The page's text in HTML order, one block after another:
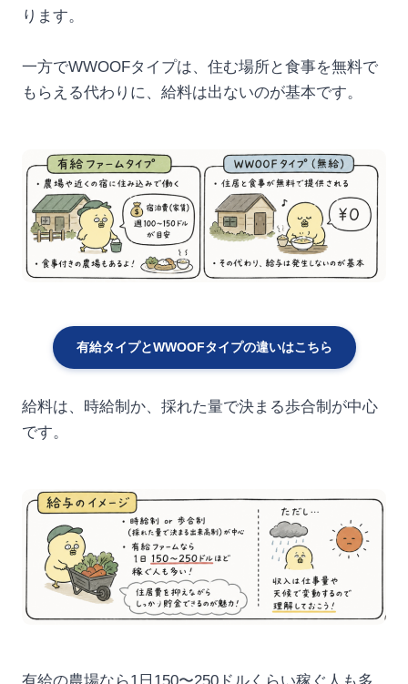
ります。
一方でWWOOFタイプは、住む場所と食事を無料で
もらえる代わりに、給料は出ないのが基本です。
有給タイプとWWOOFタイプの違いはこちら
給料は、時給制か、採れた量で決まる歩合制が中心
です。